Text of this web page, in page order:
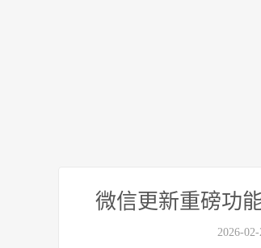
微信更新重磅功
2026-02-